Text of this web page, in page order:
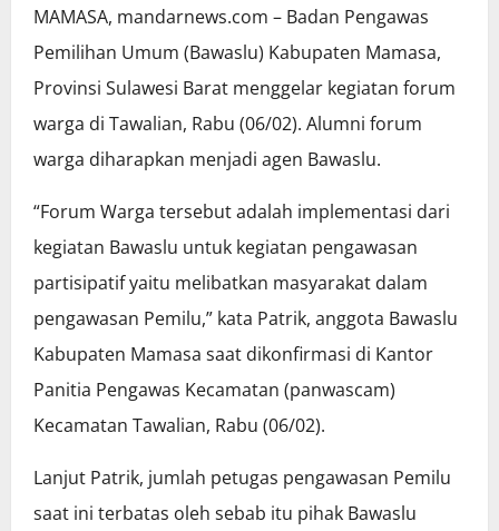
MAMASA, mandarnews.com – Badan Pengawas
Pemilihan Umum (Bawaslu) Kabupaten Mamasa,
Provinsi Sulawesi Barat menggelar kegiatan forum
warga di Tawalian, Rabu (06/02). Alumni forum
warga diharapkan menjadi agen Bawaslu.
“Forum Warga tersebut adalah implementasi dari
kegiatan Bawaslu untuk kegiatan pengawasan
partisipatif yaitu melibatkan masyarakat dalam
pengawasan Pemilu,” kata Patrik, anggota Bawaslu
Kabupaten Mamasa saat dikonfirmasi di Kantor
Panitia Pengawas Kecamatan (panwascam)
Kecamatan Tawalian, Rabu (06/02).
Lanjut Patrik, jumlah petugas pengawasan Pemilu
saat ini terbatas oleh sebab itu pihak Bawaslu